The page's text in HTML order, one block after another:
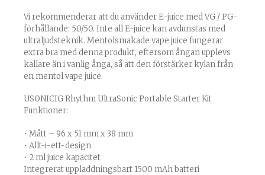
Vi rekommenderar att du använder E-juice med VG / PG-
förhållande: 50/50. Inte all E-juice kan avdunstas med
ultraljudsteknik. Mentolsmakade vape juice fungerar
extra bra med denna produkt, eftersom ångan upplevs
kallare än i vanlig ånga, så att den förstärker kylan från
en mentol vape juice.
USONICIG Rhythm UltraSonic Portable Starter Kit
Funktioner:
• Mått – 96 x 51 mm x 38 mm
• Allt-i-ett-design
• 2 ml juice kapacitet
Integrerat uppladdningsbart 1500 mAh batteri